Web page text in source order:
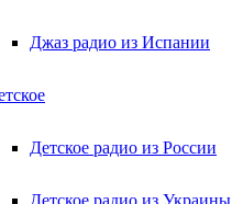
Джаз радио из Испании
Детское радио из России
Детское радио из Украины